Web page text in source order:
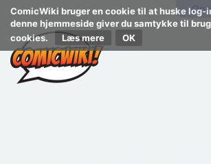
ComicWiki bruger en cookie til at huske log-
denne hjemmeside giver du samtykke til
cookies.
Læs mere